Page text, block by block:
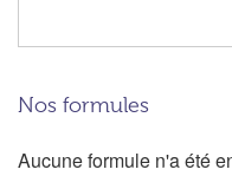
Nos formules
Aucune formule n'a été